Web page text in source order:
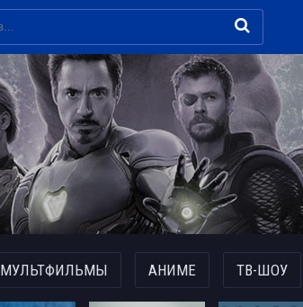
МУЛЬТФИЛЬМЫ АНИМЕ ТВ-ШОУ